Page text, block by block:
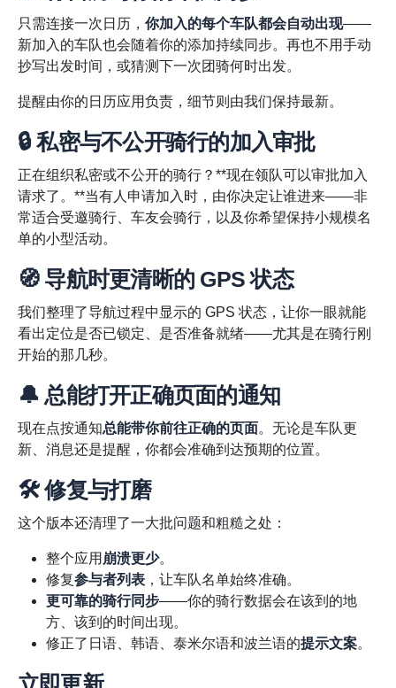
只需连接一次日历， 你加入的每个车队都会自动出现——
新加入的车队也会随着你的添加持续同步。再也不用手动
抄写出发时间，或猜测下一次团骑何时出发。
提醒由你的日历应用负责，细节则由我们保持最新。
🔒 私密与不公开骑行的加入审批
正在组织私密或不公开的骑行？**现在领队可以审批加入
请求了。**当有人申请加入时，由你决定让谁进来——非
常适合受邀骑行、车友会骑行，以及你希望保持小规模名
单的小型活动。
🧭 导航时更清晰的 GPS 状态
我们整理了导航过程中显示的 GPS 状态，让你一眼就能
看出定位是否已锁定、是否准备就绪——尤其是在骑行刚
开始的那几秒。
🔔 总能打开正确页面的通知
现在点按通知总能带你前往正确的页面。无论是车队更
新、消息还是提醒，你都会准确到达预期的位置。
🛠️ 修复与打磨
这个版本还清理了一大批问题和粗糙之处：
整个应用 崩溃更少。
修复参与者列表 ，让车队名单始终准确。
更可靠的骑行同步——你的骑行数据会在该到的地
方、该到的时间出现。
修正了日语、韩语、泰米尔语和波兰语的提示文案。